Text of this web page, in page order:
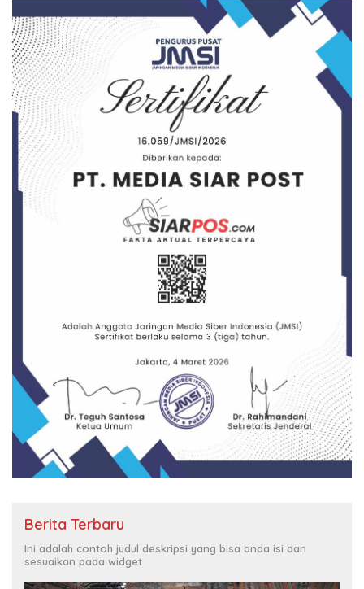
Berita Terbaru
Ini adalah contoh judul deskripsi yang bisa anda isi dan
sesuaikan pada widget